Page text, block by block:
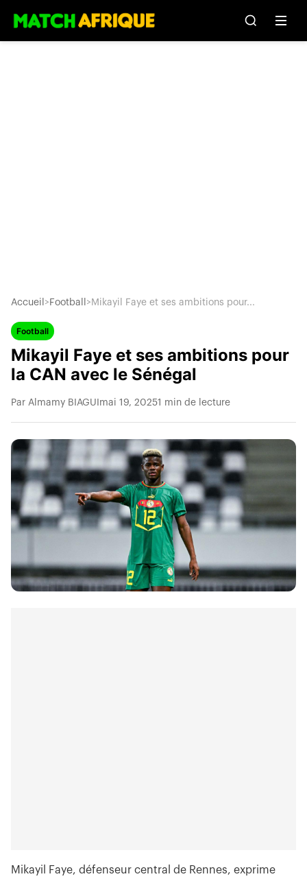
Accueil > Football > Mikayil Faye et ses ambitions pour...
Football
Mikayil Faye et ses ambitions pour
la CAN avec le Sénégal
Par Almamy BIAGUI mai 19, 20251 min de lecture
Mikayil Faye, défenseur central de Rennes, exprime